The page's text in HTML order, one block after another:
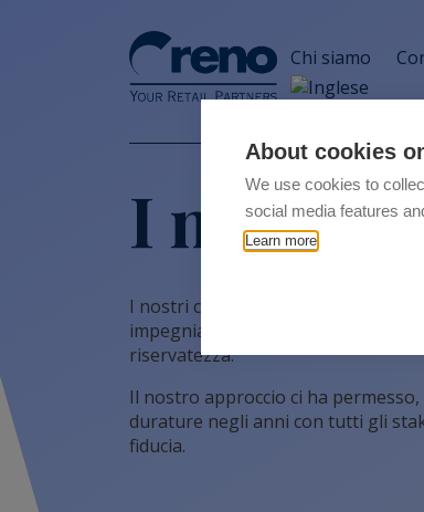
About cookies
We use cookies to
social media features
Learn more
Chi siamo
I nostri
I nostri clienti sono i migliori player
impegniamo a soddisfare i loro
riservatezza.
Il nostro approccio ci ha
durature negli anni con tutti gli
fiducia.